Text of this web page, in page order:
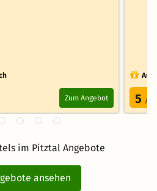
Zum Angebot 5 /5.0
im Pitztal Angebote
ansehen